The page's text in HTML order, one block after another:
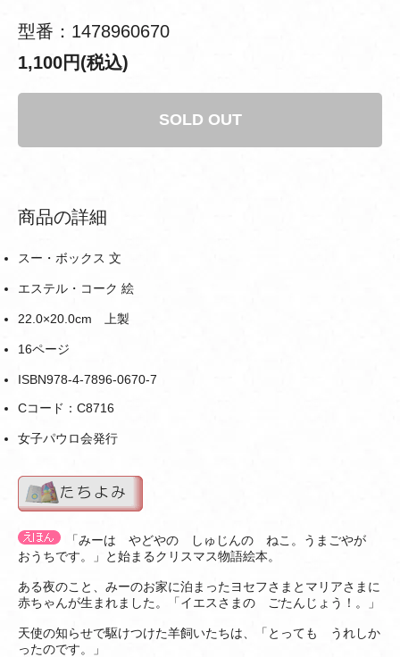
型番：1478960670
1,100円(税込)
SOLD OUT
商品の詳細
スー・ボックス 文
エステル・コーク 絵
22.0×20.0cm 上製
16ページ
ISBN978-4-7896-0670-7
Cコード：C8716
女子パウロ会発行
「みーは やどやの しゅじんの ねこ。うまごやが
おうちです。」と始まるクリスマス物語絵本。
ある夜のこと、みーのお家に泊まったヨセフさまとマリアさまに
赤ちゃんが生まれました。「イエスさまの ごたんじょう！。」
天使の知らせで駆けつけた羊飼いたちは、「とっても うれしか
ったのです。」